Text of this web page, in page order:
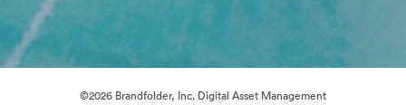
©2026 Brandfolder, Inc. Digital Asset Management